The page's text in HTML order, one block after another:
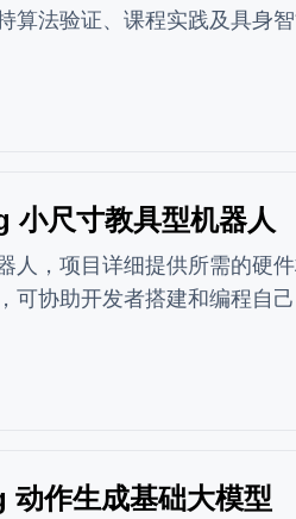
算法验证、课程实践及具身
小尺寸教具型机器人
人，项目详细提供所需的硬
可协助开发者搭建和编程自
作生成基础大模型